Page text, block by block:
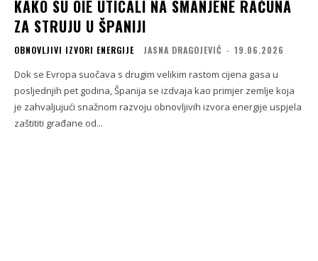
KAKO SU OIE UTICALI NA SMANJENE RAČUNA
ZA STRUJU U ŠPANIJI
OBNOVLJIVI IZVORI ENERGIJE JASNA DRAGOJEVIĆ - 19.06.2026
Dok se Evropa suočava s drugim velikim rastom cijena gasa u
posljednjih pet godina, Španija se izdvaja kao primjer zemlje koja
je zahvaljujući snažnom razvoju obnovljivih izvora energije uspjela
zaštititi građane od...